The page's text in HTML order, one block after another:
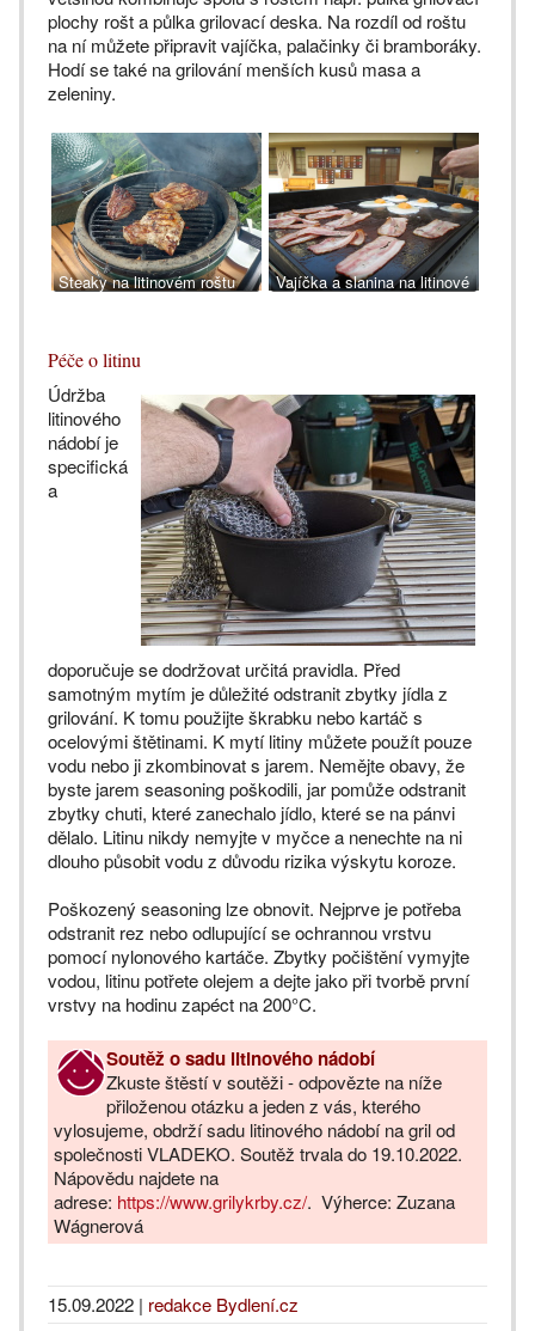
plochy rošt a půlka grilovací deska. Na rozdíl od roštu
na ní můžete připravit vajíčka, palačinky či bramboráky.
Hodí se také na grilování menších kusů masa a
zeleniny.
Steaky na litinovém roštu
Vajíčka a slanina na litinové
Péče o litinu
Údržba
litinového
nádobí je
specifická
a
doporučuje se dodržovat určitá pravidla. Před
samotným mytím je důležité odstranit zbytky jídla z
grilování. K tomu použijte škrabku nebo kartáč s
ocelovými štětinami. K mytí litiny můžete použít pouze
vodu nebo ji zkombinovat s jarem. Nemějte obavy, že
byste jarem seasoning poškodili, jar pomůže odstranit
zbytky chuti, které zanechalo jídlo, které se na pánvi
dělalo. Litinu nikdy nemyjte v myčce a nenechte na ni
dlouho působit vodu z důvodu rizika výskytu koroze.
Poškozený seasoning lze obnovit. Nejprve je potřeba
odstranit rez nebo odlupující se ochrannou vrstvu
pomocí nylonového kartáče. Zbytky počištění vymyjte
vodou, litinu potřete olejem a dejte jako při tvorbě první
vrstvy na hodinu zapéct na 200°C.
Soutěž o sadu litinového nádobí
Zkuste štěstí v soutěži - odpovězte na níže
přiloženou otázku a jeden z vás, kterého
vylosujeme, obdrží sadu litinového nádobí na gril od
společnosti VLADEKO. Soutěž trvala do 19.10.2022.
Nápovědu najdete na
adrese: https://www.grilykrby.cz/. Výherce: Zuzana
Wágnerová
15.09.2022 | redakce Bydlení.cz